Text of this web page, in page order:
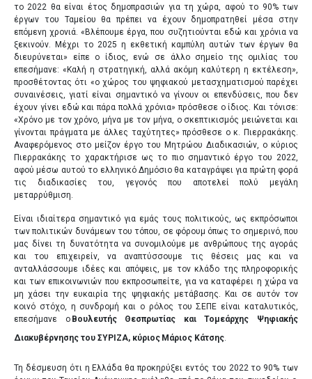
το 2022 θα είναι έτος δημοπρασιών για τη χώρα, αφού το 90% των
έργων του Ταμείου θα πρέπει να έχουν δημοπρατηθεί μέσα στην
επόμενη χρονιά. «Βλέπουμε έργα, που συζητιούνται εδώ και χρόνια να
ξεκινούν. Μέχρι το 2025 η εκθετική καμπύλη αυτών των έργων θα
διευρύνεται» είπε ο ίδιος, ενώ σε άλλο σημείο της ομιλίας του
επεσήμανε: «Καλή η στρατηγική, αλλά ακόμη καλύτερη η εκτέλεση»,
προσθέτοντας ότι «ο χώρος του ψηφιακού μετασχηματισμού παρέχει
συναινέσεις, γιατί είναι σημαντικό να γίνουν οι επενδύσεις, που δεν
έχουν γίνει εδώ και πάρα πολλά χρόνια» πρόσθεσε ο ίδιος. Και τόνισε:
«Χρόνο με τον χρόνο, μήνα με τον μήνα, ο σκεπτικισμός μειώνεται και
γίνονται πράγματα με άλλες ταχύτητες» πρόσθεσε ο κ. Πιερρακάκης.
Αναφερόμενος στο μείζον έργο του Μητρώου Διαδικασιών, ο κύριος
Πιερρακάκης το χαρακτήρισε ως το πιο σημαντικό έργο του 2022,
αφού μέσω αυτού το ελληνικό Δημόσιο θα καταγράψει για πρώτη φορά
τις διαδικασίες του, γεγονός που αποτελεί πολύ μεγάλη
μεταρρύθμιση.
Είναι ιδιαίτερα σημαντικό για εμάς τους πολιτικούς, ως εκπρόσωποι
των πολιτικών δυνάμεων του τόπου, σε φόρουμ όπως το σημερινό, που
μας δίνει τη δυνατότητα να συνομιλούμε με ανθρώπους της αγοράς
και του επιχειρείν, να αναπτύσσουμε τις θέσεις μας και να
ανταλλάσσουμε ιδέες και απόψεις, με τον κλάδο της πληροφορικής
και των επικοινωνιών που εκπροσωπείτε, για να καταφέρει η χώρα να
μη χάσει την ευκαιρία της ψηφιακής μετάβασης. Και σε αυτόν τον
κοινό στόχο, η συνδρομή και ο ρόλος του ΣΕΠΕ είναι καταλυτικός,
επεσήμανε ο Βουλευτής Θεσπρωτίας και Τομεάρχης Ψηφιακής
Διακυβέρνησης του ΣΥΡΙΖΑ, κύριος Μάριος Κάτσης
Τη δέσμευση ότι η Ελλάδα θα προκηρύξει εντός του 2022 το 90% των